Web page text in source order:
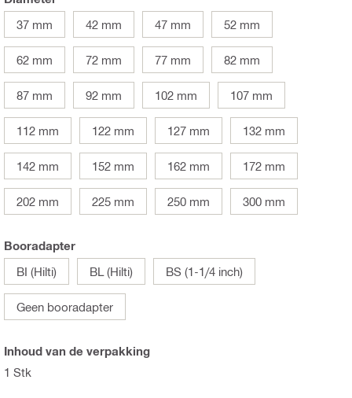
37 mm
42 mm 47 mm 52 mm
62 mm 72 mm 77 mm 82 mm
87 mm 92 mm 102 mm 107 mm
112 mm 122 mm 127 mm 132 mm
142 mm 152 mm 162 mm 172 mm
202 mm 225 mm 250 mm 300 mm
Booradapter
BI (Hilti)
BL (Hilti) BS (1-1/4 inch)
Geen booradapter
Inhoud van de verpakking
1 Stk